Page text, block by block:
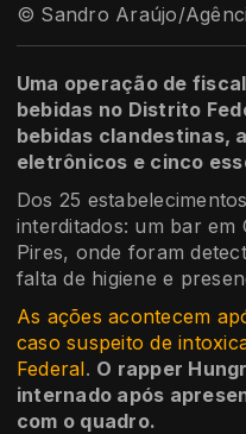
© Sandro Araújo/
Uma operação de
bebidas no Distrito
bebidas clandestinas,
eletrônicos e cinco
Dos 25
interditados: um bar em
Pires, onde foram
falta de higiene e
As ações acontecem
caso suspeito de
Federal. O rapper
internado após
com o quadro.